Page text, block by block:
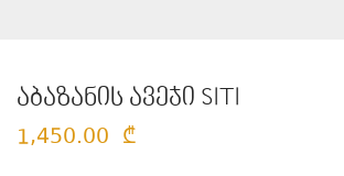
აბაზანის ავეჯი SITI
1,450.00 ₾